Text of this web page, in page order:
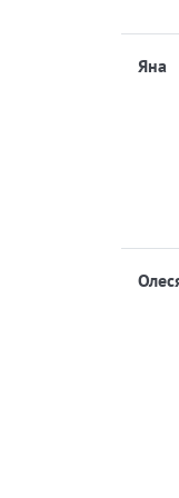
Яна